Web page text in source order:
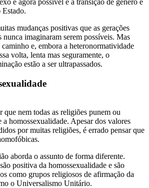
é agora possível e a transição de género é
Estado.
mudanças positivas que as gerações
imaginaram serem possíveis. Mas
e, embora a heteronormatividade
volta, lenta mas seguramente, o
estão a ser ultrapassados.
que nem todas as religiões punem ou
a homossexualidade. Apesar dos valores
por muitas religiões, é errado pensar que
aborda o assunto de forma diferente.
positiva da homossexualidade e são
como grupos religiosos de afirmação da
o Universalismo Unitário.